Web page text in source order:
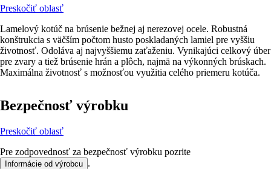
Preskočiť oblasť
Lamelový kotúč na brúsenie bežnej aj nerezovej ocele. Robustná
konštrukcia s väčším počtom husto poskladaných lamiel pre vyššiu
životnosť. Odoláva aj najvyššiemu zaťaženiu. Vynikajúci celkový úber
pre zvary a tiež brúsenie hrán a plôch, najmä na výkonných brúskach.
Maximálna životnosť s možnosťou využitia celého priemeru kotúča.
Bezpečnosť výrobku
Preskočiť oblasť
Pre zodpovednosť za bezpečnosť výrobku pozrite
Informácie od výrobcu .